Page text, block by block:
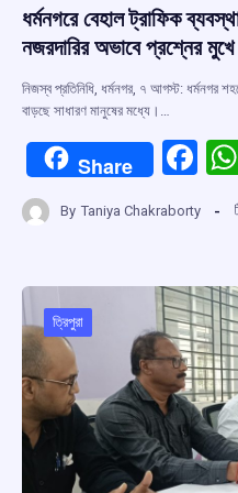
ধর্মনগরে বেহাল ট্রাফিক
নজরদারির অভাবে প্রশ্নের
নিজস্ব প্রতিনিধি, ধর্মনগর, ৭ আগস্ট: ধর্মনগর
বাড়ছে সাধারণ মানুষের মধ্যে।…
Share
F
ce
o
o
k
By Taniya Chakraborty
ত্রিপুরা